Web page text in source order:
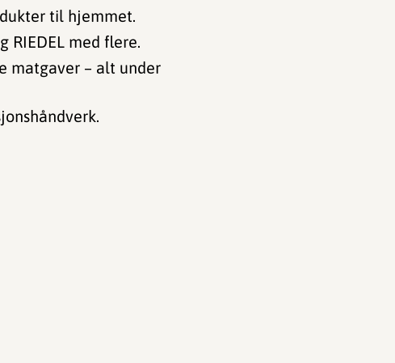
til hjemmet.
RIEDEL med flere.
matgaver – alt under